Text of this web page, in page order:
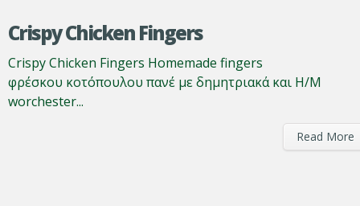
Crispy Chicken Fingers
Crispy Chicken Fingers Homemade fingers
φρέσκου κοτόπουλου πανέ με δημητριακά και Η/Μ
worchester...
Read More